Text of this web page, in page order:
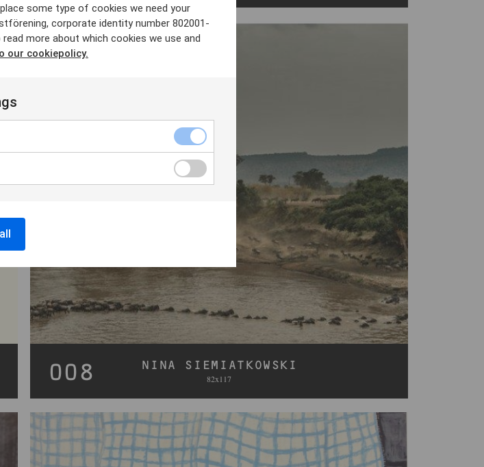
008 NINA SIEMIATKOWSKI
82x117
some type of cookies we need your
corporate identity number 802001-
more about which cookies we use and
our cookiepolicy.